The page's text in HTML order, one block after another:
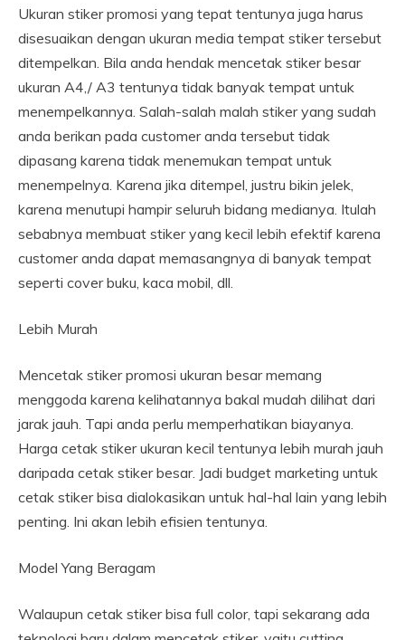
Ukuran stiker promosi yang tepat tentunya juga harus
disesuaikan dengan ukuran media tempat stiker tersebut
ditempelkan. Bila anda hendak mencetak stiker besar
ukuran A4,/ A3 tentunya tidak banyak tempat untuk
menempelkannya. Salah-salah malah stiker yang sudah
anda berikan pada customer anda tersebut tidak
dipasang karena tidak menemukan tempat untuk
menempelnya. Karena jika ditempel, justru bikin jelek,
karena menutupi hampir seluruh bidang medianya. Itulah
sebabnya membuat stiker yang kecil lebih efektif karena
customer anda dapat memasangnya di banyak tempat
seperti cover buku, kaca mobil, dll.
Lebih Murah
Mencetak stiker promosi ukuran besar memang
menggoda karena kelihatannya bakal mudah dilihat dari
jarak jauh. Tapi anda perlu memperhatikan biayanya.
Harga cetak stiker ukuran kecil tentunya lebih murah jauh
daripada cetak stiker besar. Jadi budget marketing untuk
cetak stiker bisa dialokasikan untuk hal-hal lain yang lebih
penting. Ini akan lebih efisien tentunya.
Model Yang Beragam
Walaupun cetak stiker bisa full color, tapi sekarang ada